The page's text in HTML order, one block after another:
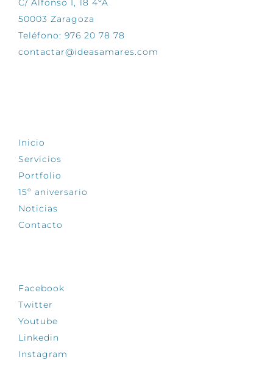
C/ Alfonso I, 18 4ºA
50003 Zaragoza
Teléfono: 976 20 78 78
contactar@ideasamares.com
Inicio
Servicios
Portfolio
15º aniversario
Noticias
Contacto
Facebook
Twitter
Youtube
Linkedin
Instagram